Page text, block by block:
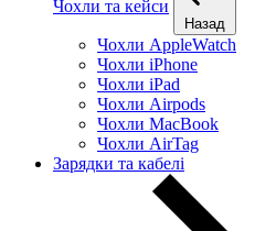
Чохли та кейси
Назад
Чохли AppleWatch
Чохли iPhone
Чохли iPad
Чохли Airpods
Чохли MacBook
Чохли AirTag
Зарядки та кабелі